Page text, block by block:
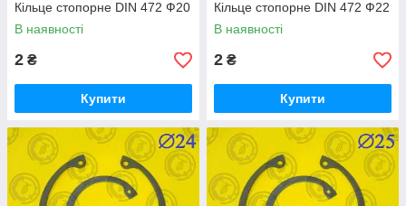
Кільце стопорне DIN 472 Ф20
В наявності
2 ₴
Купити
Кільце стопорне DIN 472 Ф22
В наявності
2 ₴
Купити